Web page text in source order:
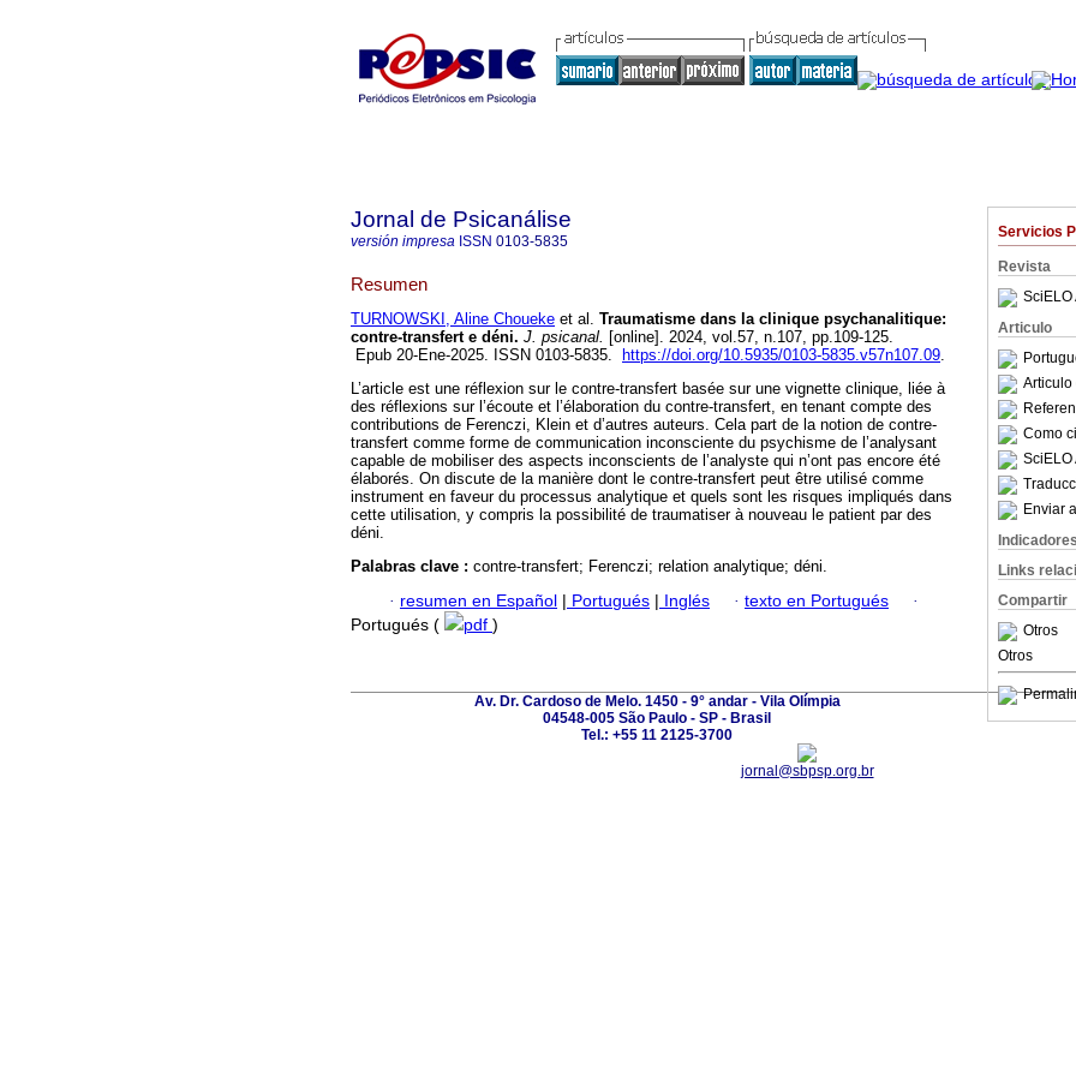
Servicios
Revista
SciELO
Articulo
Articulo
Como
SciELO
Enviar
Indicadores
Links
Compartir
Otros
Otros
Jornal de Psicanálise
versión impresa ISSN 0103-5835
Resumen
TURNOWSKI, Aline Choueke et al. Traumatisme dans la clinique psychanalitique:
contre-transfert e déni. J. psicanal. [online]. 2024, vol.57, n.107, pp.109-125.
Epub 20-Ene-2025. ISSN 0103-5835.
https://doi.org/10.5935/0103-5835.v57n107.09.
L’article est une réflexion sur le contre-transfert basée sur une vignette clinique, liée à
des réflexions sur l’écoute et l’élaboration du contre-transfert, en tenant compte des
contributions de Ferenczi, Klein et d’autres auteurs. Cela part de la notion de contre-
transfert comme forme de communication inconsciente du psychisme de l’analysant
capable de mobiliser des aspects inconscients de l’analyste qui n’ont pas encore été
élaborés. On discute de la manière dont le contre-transfert peut être utilisé comme
instrument en faveur du processus analytique et quels sont les risques impliqués dans
cette utilisation, y compris la possibilité de traumatiser à nouveau le patient par des
déni.
Palabras clave : contre-transfert; Ferenczi; relation analytique; déni.
· resumen en Español | Portugués | Inglés · texto en Portugués
·
Portugués (
pdf )
Av. Dr. Cardoso de Melo. 1450 - 9° andar - Vila Olímpia
04548-005 São Paulo - SP - Brasil
Tel.: +55 11 2125-3700
jornal@sbpsp.org.br